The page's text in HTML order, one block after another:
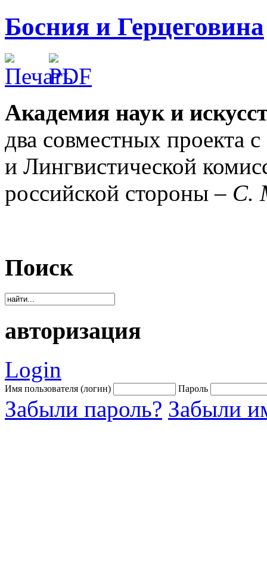
Босния и Герцеговина
Академия наук и
два совместных
и Лингвистической
российской стороны – С.
Поиск
авторизация
Login
Имя пользователя (логин) Пароль
Забыли пароль? Забыли